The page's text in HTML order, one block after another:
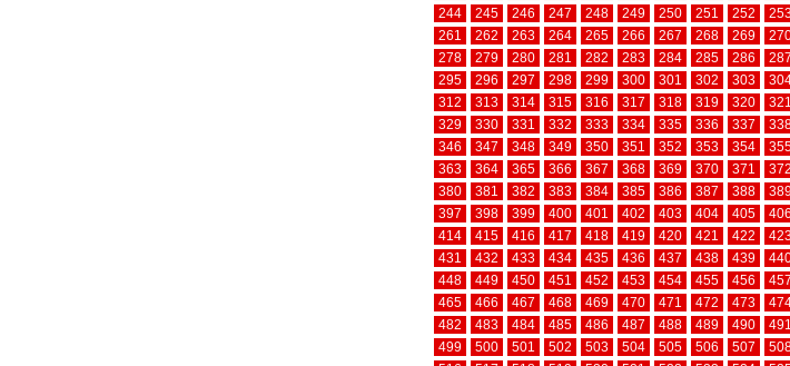
244
245 246 247 248 249 250 251 252
261
262 263 264 265 266 267 268 269
278
279 280 281 282 283 284 285 286 287
295
296 297 298 299 300 301 302 303
312
313 314 315 316 317 318 319 320 321
329
330 331 332 333 334 335 336 337
346
347 348 349 350 351 352 353 354
363
364 365 366 367 368 369 370 371 372
380
381 382 383 384 385 386 387 388
397
398 399 400 401 402 403 404 405 406
414
415 416 417 418 419 420 421 422
431
432 433 434 435 436 437 438 439
448
449 450 451 452 453 454 455 456 457
465
466 467 468 469 470 471 472 473
482
483 484 485 486 487 488 489 490 491
499
500 501 502 503 504 505 506 507